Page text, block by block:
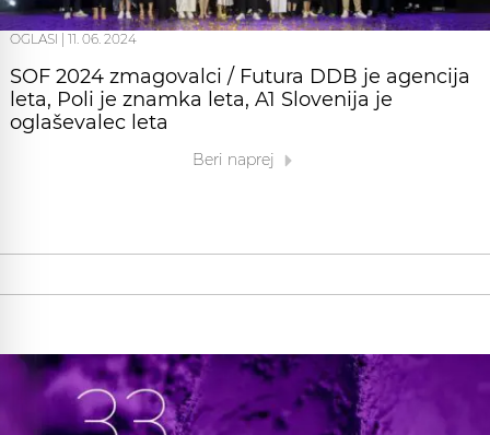
OGLASI 11. 06. 2024
SOF 2024 zmagovalci / Futura DDB je agencija
leta, Poli je znamka leta, A1 Slovenija je
oglaševalec leta
Beri naprej